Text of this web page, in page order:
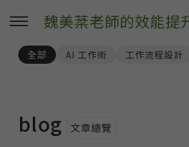
魏美棻老師的效能提
全部 AI 工作術 工作流程設計
blog 文章總覽